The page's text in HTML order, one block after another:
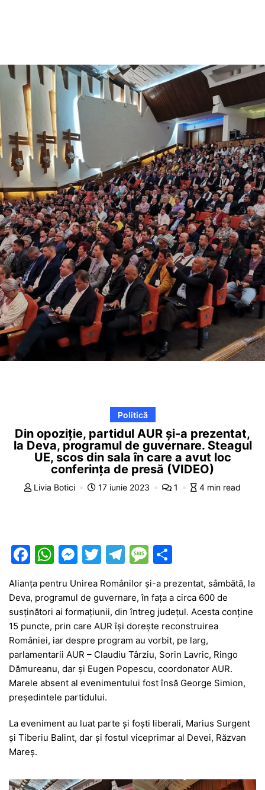
Politică
Din opoziție, partidul AUR și-a prezentat,
la Deva, programul de guvernare. Steagul
UE, scos din sala în care a avut loc
conferința de presă (VIDEO)
Livia Botici 17 iunie 2023 1 4 min read
F
c
e
b
o
o
k
W
at
s
A
p
p
M
e
s
s
e
n
g
er
T
itt
er
T
el
e
gr
a
m
M
e
s
s
a
g
e
ta
je
a
z
ă
Alianța pentru Unirea Românilor și-a prezentat, sâmbătă, la
Deva, programul de guvernare, în fața a circa 600 de
susținători ai formațiunii, din întreg județul. Acesta conține
15 puncte, prin care AUR își dorește reconstruirea
României, iar despre program au vorbit, pe larg,
parlamentarii AUR – Claudiu Târziu, Sorin Lavric, Ringo
Dămureanu, dar și Eugen Popescu, coordonator AUR.
Marele absent al evenimentului fost însă George Simion,
președintele partidului.
La eveniment au luat parte și foști liberali, Marius Surgent
și Tiberiu Balint, dar și fostul viceprimar al Devei, Răzvan
Mareș.